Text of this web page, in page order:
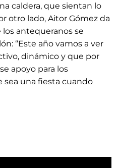
caldera, que sientan lo
otro lado, Aitor Gómez da
los antequeranos se
“Este año vamos a ver
dinámico y que por
apoyo para los
una fiesta cuando